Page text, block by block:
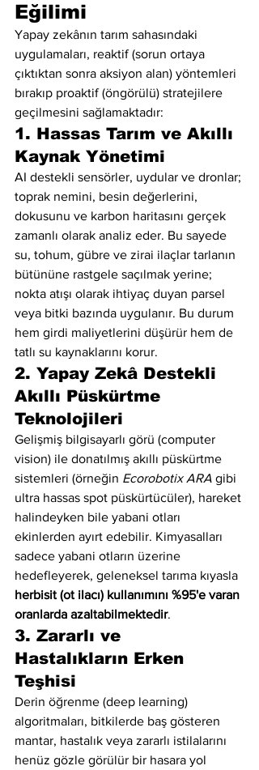
Eğilimi
Yapay zekânın tarım sahasındaki
uygulamaları, reaktif (sorun ortaya
çıktıktan sonra aksiyon alan) yöntemleri
bırakıp proaktif (öngörülü) stratejilere
geçilmesini sağlamaktadır:
1. Hassas Tarım ve Akıllı
Kaynak Yönetimi
AI destekli sensörler, uydular ve dronlar;
toprak nemini, besin değerlerini,
dokusunu ve karbon haritasını gerçek
zamanlı olarak analiz eder. Bu sayede
su, tohum, gübre ve zirai ilaçlar tarlanın
bütününe rastgele saçılmak yerine;
nokta atışı olarak ihtiyaç duyan parsel
veya bitki bazında uygulanır. Bu durum
hem girdi maliyetlerini düşürür hem de
tatlı su kaynaklarını korur.
2. Yapay Zekâ Destekli
Akıllı Püskürtme
Teknolojileri
Gelişmiş bilgisayarlı görü (computer
vision) ile donatılmış akıllı püskürtme
sistemleri (örneğin Ecorobotix ARA gibi
ultra hassas spot püskürtücüler), hareket
halindeyken bile yabani otları
ekinlerden ayırt edebilir. Kimyasalları
sadece yabani otların üzerine
hedefleyerek, geleneksel tarıma kıyasla
herbisit (ot ilacı) kullanımını %95'e varan
oranlarda azaltabilmektedir.
3. Zararlı ve
Hastalıkların Erken
Teşhisi
Derin öğrenme (deep learning)
algoritmaları, bitkilerde baş gösteren
mantar, hastalık veya zararlı istilalarını
henüz gözle görülür bir hasara yol